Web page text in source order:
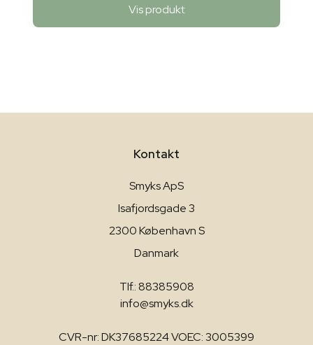
Vis produkt
Kontakt
Smyks ApS
Isafjordsgade 3
2300 København S
Danmark
Tlf.: 88385908
info@smyks.dk
CVR-nr: DK37685224 VOEC: 3005399